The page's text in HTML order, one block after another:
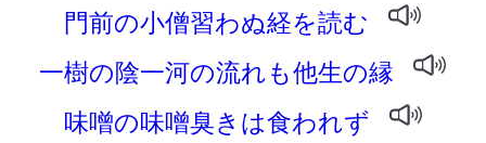
門前の小僧習わぬ経を読む
一樹の陰一河の流れも他生の縁
味噌の味噌臭きは食われず